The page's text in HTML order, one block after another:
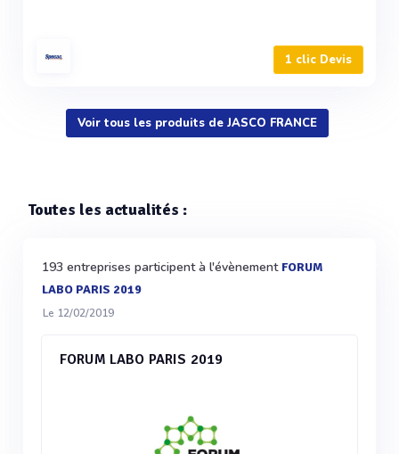
1 clic Devis
Voir tous les produits de JASCO FRANCE
Toutes les actualités :
193 entreprises participent à l'évènement FORUM
LABO PARIS 2019
Le 12/02/2019
FORUM LABO PARIS 2019